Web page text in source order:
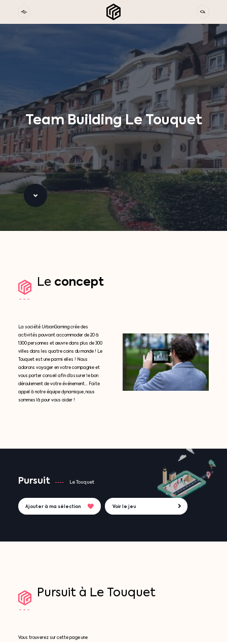
TeamBuildingLeTouquet
Le concept
La société UrbanGaming crée des
activités pouvant accommoder de 20 à
1300 personnes et œuvre dans plus de 300
villes dans les quatre coins du monde ! Le
Touquet est une parmi elles ! Nous
adorons voyager en votre compagnie et
vous porter conseil afin d’assurer le bon
déroulement de votre événement… Faite
appel à notre équipe dynamique, nous
sommes là pour vous aider !
Pursuit Le Touquet
Ajouter à ma sélection Voir le jeu
Pursuit à Le Touquet
Vous trouverez sur cette page une